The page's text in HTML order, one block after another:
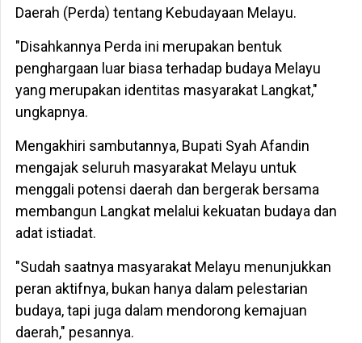
Daerah (Perda) tentang Kebudayaan Melayu.
"Disahkannya Perda ini merupakan bentuk
penghargaan luar biasa terhadap budaya Melayu
yang merupakan identitas masyarakat Langkat,"
ungkapnya.
Mengakhiri sambutannya, Bupati Syah Afandin
mengajak seluruh masyarakat Melayu untuk
menggali potensi daerah dan bergerak bersama
membangun Langkat melalui kekuatan budaya dan
adat istiadat.
"Sudah saatnya masyarakat Melayu menunjukkan
peran aktifnya, bukan hanya dalam pelestarian
budaya, tapi juga dalam mendorong kemajuan
daerah," pesannya.